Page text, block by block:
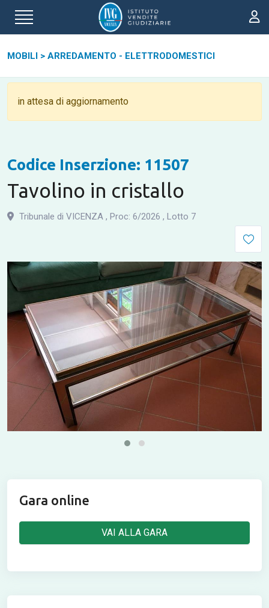
MOBILI > ARREDAMENTO - ELETTRODOMESTICI
in attesa di aggiornamento
Codice Inserzione: 11507
Tavolino in cristallo
Tribunale di VICENZA , Proc: 6/2026 , Lotto 7
Gara online
VAI ALLA GARA